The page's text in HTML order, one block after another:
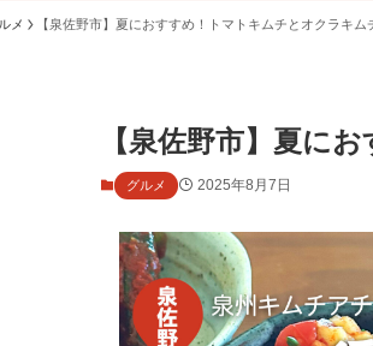
メ 【泉佐野市】夏におすすめ！トマトキムチとオクラキ
【泉佐野市】夏に
グルメ
2025年8月7日